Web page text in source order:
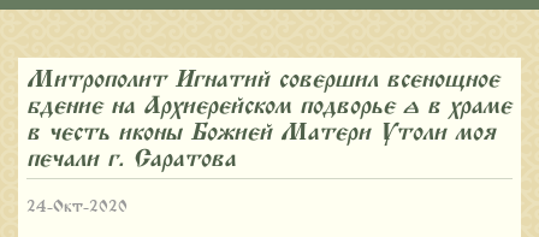
Митрополит Игнатий совершил всенощное
бдение на Архиерейском подворье – в храме
в честь иконы Божией Матери «Утоли моя
печали» г. Саратова
24-Окт-2020